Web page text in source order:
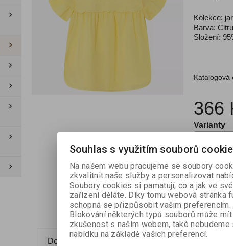
Kolekce:
Barva:
Složení:
Katalogová
366
Varianty


Skladem:1
Dotaz na výrobek Doporučit výrobek
Souhlas s využitím souborů
Na našem webu pracujeme se soubory
zkvalitnit naše služby a personalizovat
Soubory cookies si pamatují, co a jak ve
zařízení děláte. Díky tomu webová stránka
schopná se přizpůsobit vašim preferencím.
Blokování některých typů souborů může
zkušenost s naším webem, také
nabídku na základě vašich preferencí.